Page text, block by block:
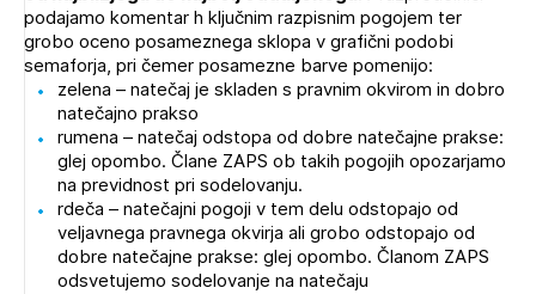
POZABLJENO GESLO
REGISTRIRAJTE SE
podajamo komentar h ključnim razpisnim pogojem ter
grobo oceno posameznega sklopa v grafični podobi
semaforja, pri čemer posamezne barve pomenijo:
zelena – natečaj je skladen s pravnim okvirom in dobro
natečajno prakso
rumena – natečaj odstopa od dobre natečajne prakse:
glej opombo. Člane ZAPS ob takih pogojih opozarjamo
na previdnost pri sodelovanju.
rdeča – natečajni pogoji v tem delu odstopajo od
veljavnega pravnega okvirja ali grobo odstopajo od
dobre natečajne prakse: glej opombo. Članom ZAPS
odsvetujemo sodelovanje na natečaju
Novičnik natečajev
Tedenski novičnik javnih naročil
Dnevne medijske objave
NAPREJ